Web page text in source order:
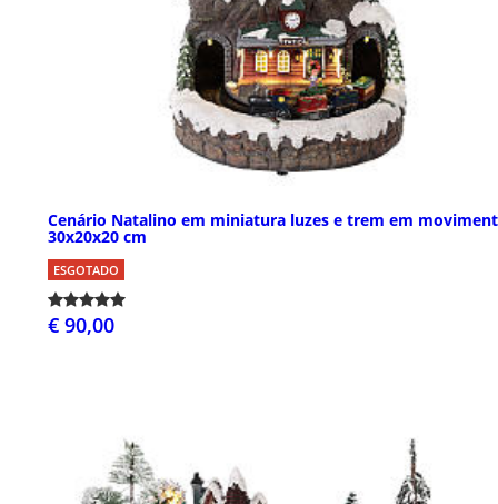
Cenário Natalino em miniatura luzes e trem em
30x20x20 cm
ESGOTADO
€ 90,00